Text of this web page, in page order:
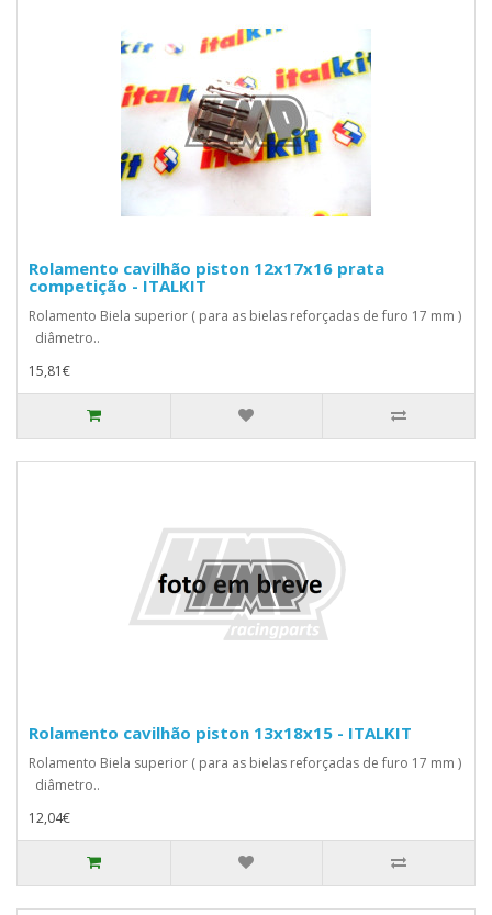
Rolamento cavilhão piston 12x17x16 prata
competição - ITALKIT
Rolamento Biela superior ( para as bielas reforçadas de furo 17 mm )
diâmetro..
15,81€
Rolamento cavilhão piston 13x18x15 - ITALKIT
Rolamento Biela superior ( para as bielas reforçadas de furo 17 mm )
diâmetro..
12,04€